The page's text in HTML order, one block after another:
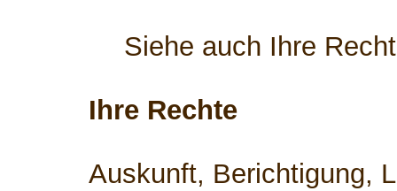
Siehe auch Ihre
Ihre Rechte
Auskunft, Berichtigung,